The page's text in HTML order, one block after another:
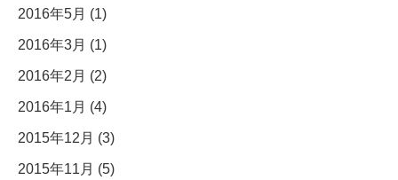
2016年5月 (1)
2016年3月 (1)
2016年2月 (2)
2016年1月 (4)
2015年12月 (3)
2015年11月 (5)